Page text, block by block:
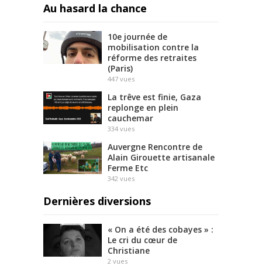
Au hasard la chance
10e journée de
mobilisation contre la
réforme des retraites
(Paris)
447 vues
La trêve est finie, Gaza
replonge en plein
cauchemar
334 vues
Auvergne Rencontre de
Alain Girouette artisanale
Ferme Etc
342 vues
Dernières diversions
« On a été des cobayes » :
Le cri du cœur de
Christiane
2 vues